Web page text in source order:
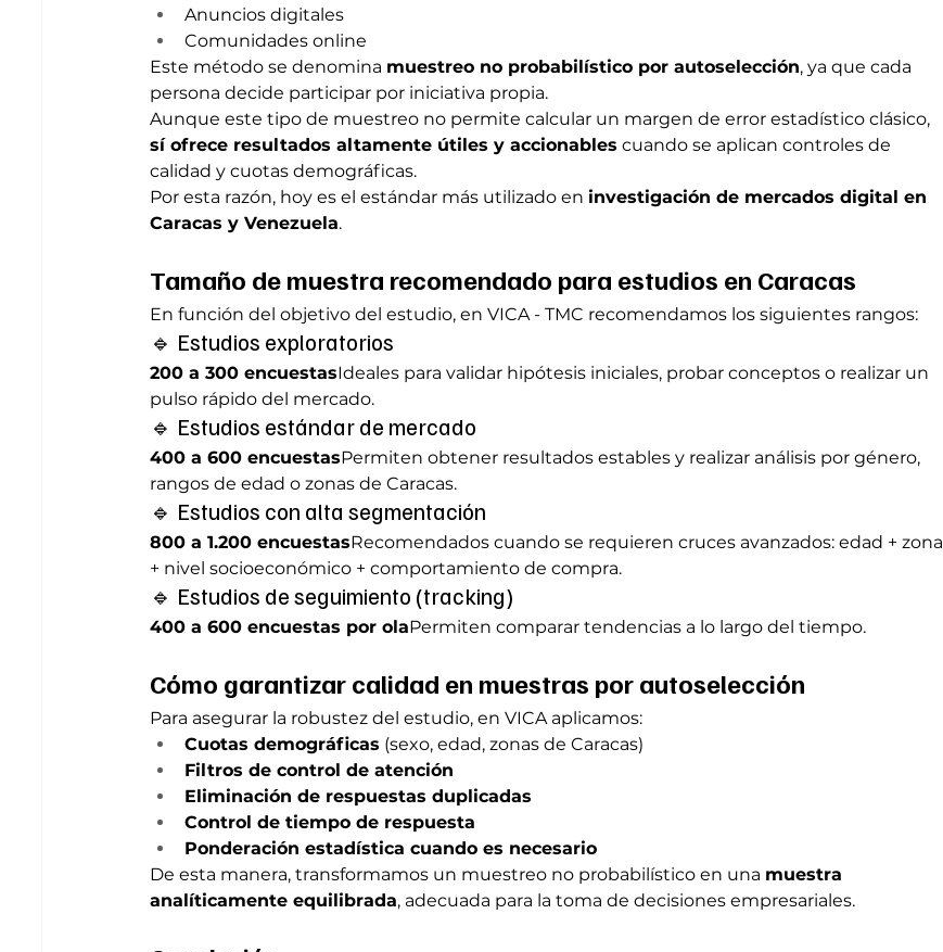
Anuncios digitales
Comunidades online
Este método se denomina muestreo no probabilístico por autoselección, ya que cada
persona decide participar por iniciativa propia.
Aunque este tipo de muestreo no permite calcular un margen de error estadístico clásico,
sí ofrece resultados altamente útiles y accionables cuando se aplican controles de
calidad y cuotas demográficas.
Por esta razón, hoy es el estándar más utilizado en investigación de mercados digital en
Caracas y Venezuela.
Tamaño de muestra recomendado para estudios en Caracas
En función del objetivo del estudio, en VICA - TMC recomendamos los siguientes rangos:
🔹 Estudios exploratorios
200 a 300 encuestasIdeales para validar hipótesis iniciales, probar conceptos o realizar un
pulso rápido del mercado.
🔹 Estudios estándar de mercado
400 a 600 encuestasPermiten obtener resultados estables y realizar análisis por género,
rangos de edad o zonas de Caracas.
🔹 Estudios con alta segmentación
800 a 1.200 encuestasRecomendados cuando se requieren cruces avanzados: edad + zona
+ nivel socioeconómico + comportamiento de compra.
🔹 Estudios de seguimiento (tracking)
400 a 600 encuestas por olaPermiten comparar tendencias a lo largo del tiempo.
Cómo garantizar calidad en muestras por autoselección
Para asegurar la robustez del estudio, en VICA aplicamos:
Cuotas demográficas (sexo, edad, zonas de Caracas)
Filtros de control de atención
Eliminación de respuestas duplicadas
Control de tiempo de respuesta
Ponderación estadística cuando es necesario
De esta manera, transformamos un muestreo no probabilístico en una muestra
analíticamente equilibrada, adecuada para la toma de decisiones empresariales.